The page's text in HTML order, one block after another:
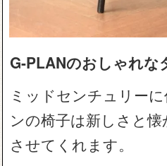
G-PLANのおしゃれな
ミッドセンチュリー
ンの椅子は新しさと
させてくれます。